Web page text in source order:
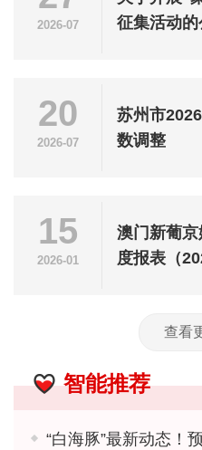
2026-07
征集活动的
20
2026-07
苏州市
数调整
15
2026-01
澳门新葡
度报表（
查看
智能推荐
“白海豚”最新动态！